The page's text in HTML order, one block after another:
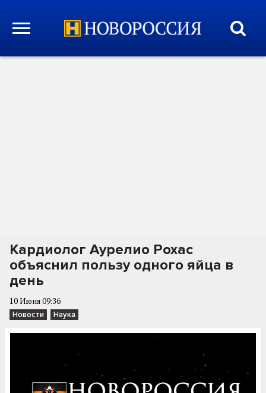
Кардиолог Аурелио Рохас
объяснил пользу одного яйца в
день
10 Июня 09:36
Новости Наука